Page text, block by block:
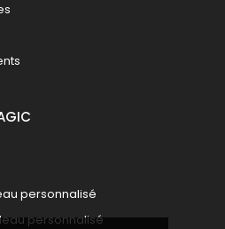
personnalisé
personnalisé